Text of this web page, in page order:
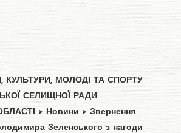
КУЛЬТУРИ, МОЛОДІ ТА СПОРТУ
СЕЛИЩНОЇ РАДИ
> Новини > Звернення
Зеленського з нагоди